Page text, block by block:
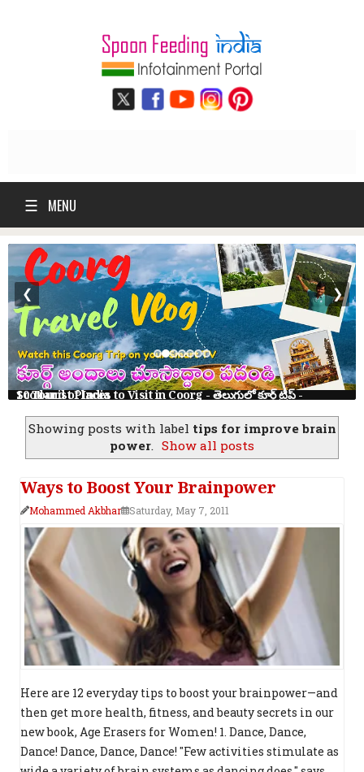
☰ MENU
10 Tourist Places to Visit in Coorg - తెలుగులో కూర్గ్ ట్రిప్ - Scotland of India
❮ ❯
Showing posts with label tips for improve brain
power. Show all posts
Ways to Boost Your Brainpower
Mohammed Akbhar Saturday, May 7, 2011
Here are 12 everyday tips to boost your brainpower—and
then get more health, fitness, and beauty secrets in our
new book, Age Erasers for Women! 1. Dance, Dance,
Dance! Dance, Dance, Dance! "Few activities stimulate as